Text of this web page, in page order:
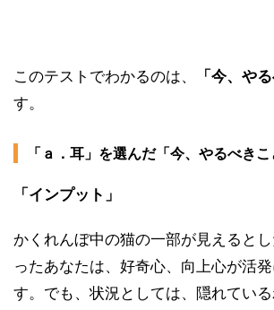
このテストでわかるのは、 「今、や
す。
「ａ．耳」を選んだ「今、やるべき
「インプット」
かくれんぼ中の猫の一部が見えると
ったあなたは、好奇心、向上心が活
す。でも、状況としては、隠れている